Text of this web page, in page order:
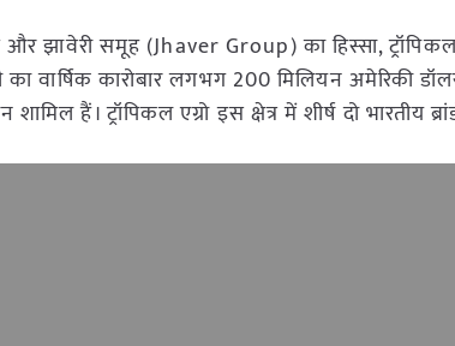
और झावेरी समूह (Jhaver Group) का हिस्सा,
वार्षिक कारोबार लगभग 200 मिलियन अमेरिकी
हैं। ट्रॉपिकल एग्रो इस क्षेत्र में शीर्ष दो भारतीय